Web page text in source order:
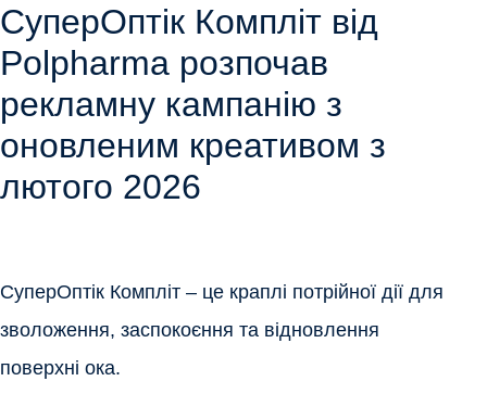
Неврологія
Офтальмологія
Ендокринологія
Гінекологія
Фармаконагляд
Контакти
СуперОптік Компліт від
Polpharma розпочав
рекламну кампанію з
оновленим креативом з
лютого 2026
СуперОптік Компліт – це краплі потрійної дії для
зволоження, заспокоєння та відновлення
поверхні ока.